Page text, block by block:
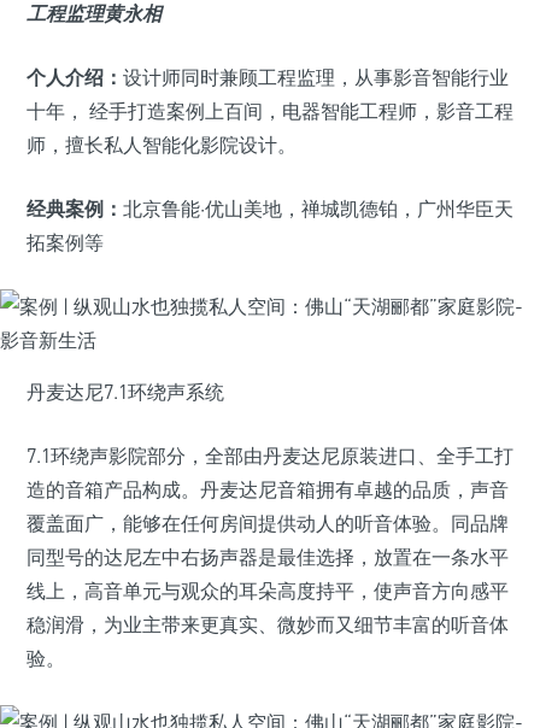
工程监理黄永相
个人介绍： 设计师同时兼顾工程监理，从事影音智能行业
十年， 经手打造案例上百间，电器智能工程师，影音工程
师，擅长私人智能化影院设计。
经典案例： 北京鲁能·优山美地，禅城凯德铂，广州华臣天
拓案例等
丹麦达尼7.1环绕声系统
7.1环绕声影院部分，全部由丹麦达尼原装进口、全手工打
造的音箱产品构成。丹麦达尼音箱拥有卓越的品质，声音
覆盖面广，能够在任何房间提供动人的听音体验。同品牌
同型号的达尼左中右扬声器是最佳选择，放置在一条水平
线上，高音单元与观众的耳朵高度持平，使声音方向感平
稳润滑，为业主带来更真实、微妙而又细节丰富的听音体
验。